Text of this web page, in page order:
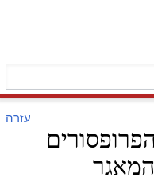
עזרה
המאגר